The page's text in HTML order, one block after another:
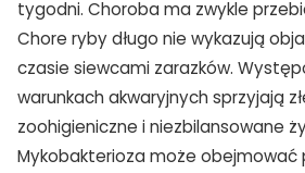
TAK, JESTEM
Nie jestem
tygodni. Choroba ma zwykle
Chore ryby długo nie wykazują
czasie siewcami zarazków.
warunkach akwaryjnych sprzyjają
zoohigieniczne i niezbilansowane
Mykobakterioza może obejmować